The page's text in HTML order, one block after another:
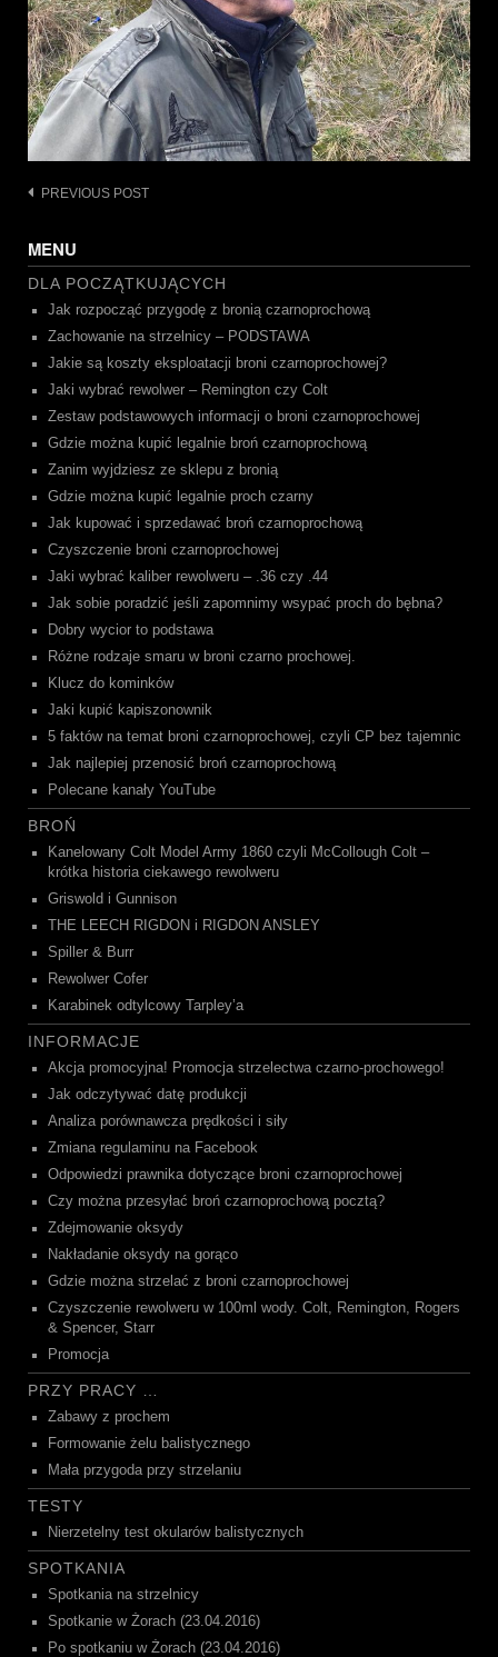
Post
PREVIOUS POST
MENU
DLA POCZĄTKUJĄCYCH
Jak rozpocząć przygodę z bronią czarnoprochową
Zachowanie na strzelnicy – PODSTAWA
Jakie są koszty eksploatacji broni czarnoprochowej?
Jaki wybrać rewolwer – Remington czy Colt
Zestaw podstawowych informacji o broni czarnoprochowej
Gdzie można kupić legalnie broń czarnoprochową
Zanim wyjdziesz ze sklepu z bronią
Gdzie można kupić legalnie proch czarny
Jak kupować i sprzedawać broń czarnoprochową
Czyszczenie broni czarnoprochowej
Jaki wybrać kaliber rewolweru – .36 czy .44
Jak sobie poradzić jeśli zapomnimy wsypać proch do bębna?
Dobry wycior to podstawa
Różne rodzaje smaru w broni czarno prochowej.
Klucz do kominków
Jaki kupić kapiszonownik
5 faktów na temat broni czarnoprochowej, czyli CP bez tajemnic
Jak najlepiej przenosić broń czarnoprochową
Polecane kanały YouTube
BROŃ
Kanelowany Colt Model Army 1860 czyli McCollough Colt –
krótka historia ciekawego rewolweru
Griswold i Gunnison
THE LEECH RIGDON i RIGDON ANSLEY
Spiller & Burr
Rewolwer Cofer
Karabinek odtylcowy Tarpley’a
INFORMACJE
Akcja promocyjna! Promocja strzelectwa czarno-prochowego!
Jak odczytywać datę produkcji
Analiza porównawcza prędkości i siły
Zmiana regulaminu na Facebook
Odpowiedzi prawnika dotyczące broni czarnoprochowej
Czy można przesyłać broń czarnoprochową pocztą?
Zdejmowanie oksydy
Nakładanie oksydy na gorąco
Gdzie można strzelać z broni czarnoprochowej
Czyszczenie rewolweru w 100ml wody. Colt, Remington, Rogers
& Spencer, Starr
Promocja
PRZY PRACY …
Zabawy z prochem
Formowanie żelu balistycznego
Mała przygoda przy strzelaniu
TESTY
Nierzetelny test okularów balistycznych
SPOTKANIA
Spotkania na strzelnicy
Spotkanie w Żorach (23.04.2016)
Po spotkaniu w Żorach (23.04.2016)